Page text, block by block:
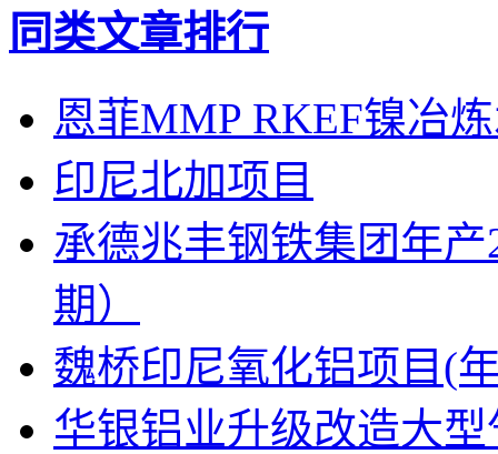
同类文章排行
恩菲MMP RKEF镍冶
印尼北加项目
承德兆丰钢铁集团年
期）
魏桥印尼氧化铝项目(
华银铝业升级改造大